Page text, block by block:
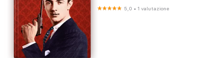
5,0 •1 valutazione